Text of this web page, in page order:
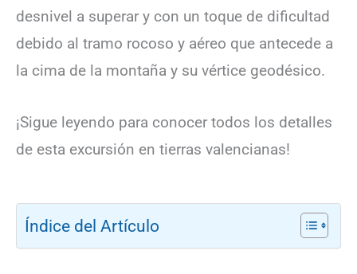
desnivel a superar y con un toque de dificultad
debido al tramo rocoso y aéreo que antecede a
la cima de la montaña y su vértice geodésico.
¡Sigue leyendo para conocer todos los detalles
de esta excursión en tierras valencianas!
Índice del Artículo